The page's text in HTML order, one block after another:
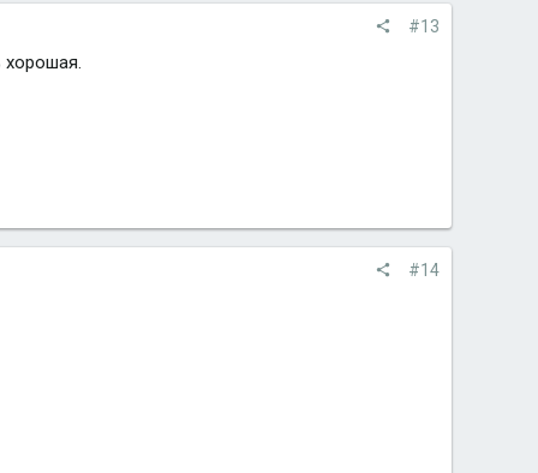
#13
хорошая.
#14